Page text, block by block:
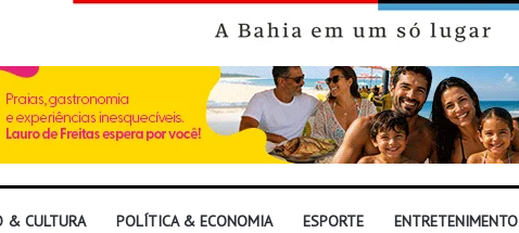
& CULTURA POLÍTICA & ECONOMIA ESPORTE ENTRETENIMENTO